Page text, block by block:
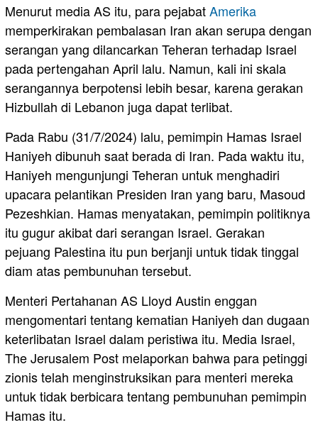
Menurut media AS itu, para pejabatAmerika
memperkirakan pembalasan Iran akan serupa dengan
serangan yang dilancarkan Teheran terhadap Israel
pada pertengahan April lalu. Namun, kali ini skala
serangannya berpotensi lebih besar, karena gerakan
Hizbullah di Lebanon juga dapat terlibat.
Pada Rabu (31/7/2024) lalu, pemimpin Hamas Israel
Haniyeh dibunuh saat berada di Iran. Pada waktu itu,
Haniyeh mengunjungi Teheran untuk menghadiri
upacara pelantikan Presiden Iran yang baru, Masoud
Pezeshkian. Hamas menyatakan, pemimpin politiknya
itu gugur akibat dari serangan Israel. Gerakan
pejuang Palestina itu pun berjanji untuk tidak tinggal
diam atas pembunuhan tersebut.
Menteri Pertahanan AS Lloyd Austin enggan
mengomentari tentang kematian Haniyeh dan dugaan
keterlibatan Israel dalam peristiwa itu. Media Israel,
The Jerusalem Post melaporkan bahwa para petinggi
zionis telah menginstruksikan para menteri mereka
untuk tidak berbicara tentang pembunuhan pemimpin
Hamas itu.